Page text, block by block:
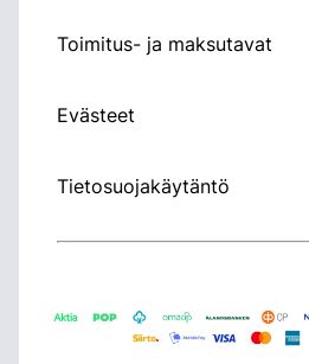
Toimitus- ja maksutavat
Evästeet
Tietosuojakäytäntö